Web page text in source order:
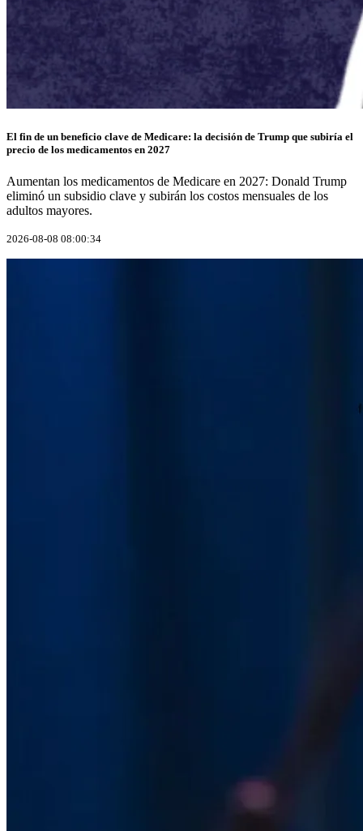
El fin de un beneficio clave de Medicare: la decisión de Trump que subiría el
precio de los medicamentos en 2027
Aumentan los medicamentos de Medicare en 2027: Donald Trump
eliminó un subsidio clave y subirán los costos mensuales de los
adultos mayores.
2026-08-08 08:00:34